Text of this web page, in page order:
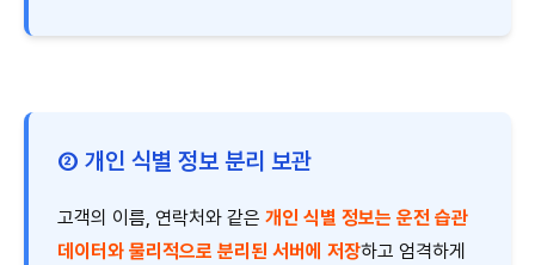
② 개인 식별 정보 분리 보관
고객의 이름, 연락처와 같은 개인 식별 정보는 운전 습관
데이터와 물리적으로 분리된 서버에 저장하고 엄격하게